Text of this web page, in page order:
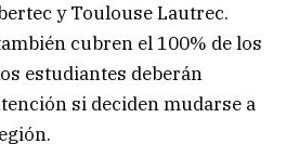
y Toulouse Lautrec.
cubren el 100% de los
estudiantes deberán
si deciden mudarse a